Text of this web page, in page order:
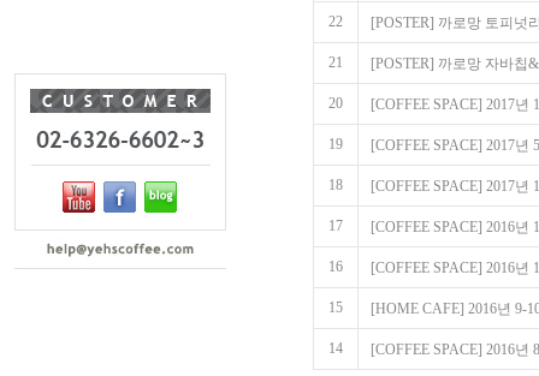
22 [POSTER] 까로망 토피넛
21 [POSTER] 까로망 자바칩
20 [COFFEE SPACE] 2017
19 [COFFEE SPACE] 2017
18 [COFFEE SPACE] 2017
17 [COFFEE SPACE] 2016
16 [COFFEE SPACE] 2016
15 [HOME CAFE] 2016년 9-
14 [COFFEE SPACE] 2016